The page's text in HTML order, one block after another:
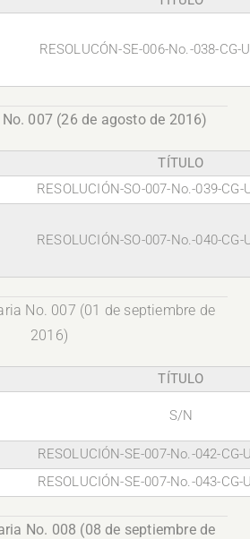
RESOLUCÓN-SE-006-No.-038-CG-
007 (26 de agosto de 2016)
TÍTULO
RESOLUCIÓN-SO-007-No.-039-CG-
RESOLUCIÓN-SO-007-No.-040-CG-
No. 007 (01 de septiembre de
2016)
TÍTULO
S/N
RESOLUCIÓN-SE-007-No.-042-CG-
RESOLUCIÓN-SE-007-No.-043-CG-
No. 008 (08 de septiembre de